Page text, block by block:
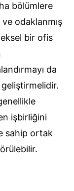
bölümlere
odaklanmış
bir ofis
da
işbirliğini
sahip ortak